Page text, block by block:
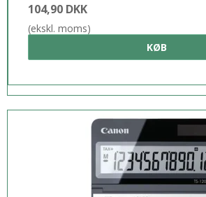
104,90 DKK
(ekskl. moms)
KØB